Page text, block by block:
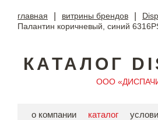
главная витрины брендов
Палантин коричневый, синий
КАТАЛОГ
ООО
о компании каталог